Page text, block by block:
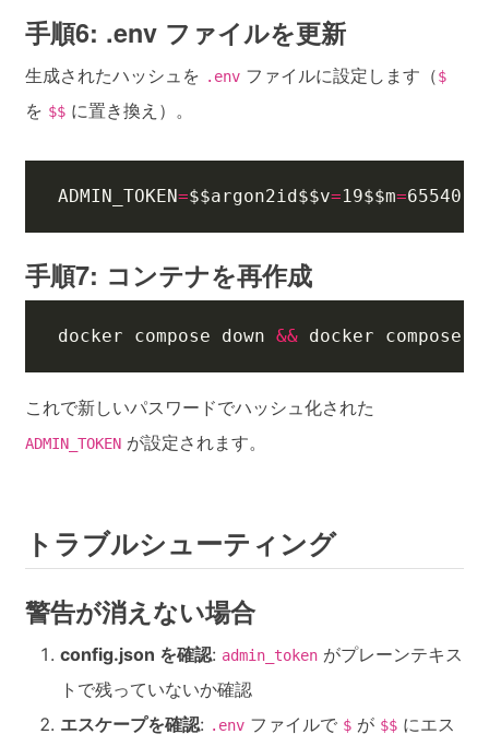
手順6: .env ファイルを更新
生成されたハッシュを .env ファイルに設定します（$
を $$ に置き換え）。
ADMIN_TOKEN=$$argon2id$$v=19$$m=65540,t
手順7: コンテナを再作成
docker compose down && docker compose
これで新しいパスワードでハッシュ化された
ADMIN_TOKEN が設定されます。
トラブルシューティング
警告が消えない場合
config.json を確認: admin_token がプレーンテキス
トで残っていないか確認
エスケープを確認: .env ファイルで $ が $$ にエス